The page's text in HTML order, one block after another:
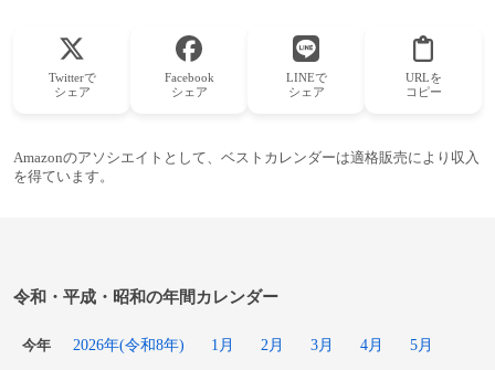
Twitterで
シェア
Facebook
シェア
LINEで
シェア
URLを
コピー
Amazonのアソシエイトとして、ベストカレンダーは適格販売により収入
を得ています。
令和・平成・昭和の年間カレンダー
今年 2026年(令和8年) 1月 2月 3月 4月 5月